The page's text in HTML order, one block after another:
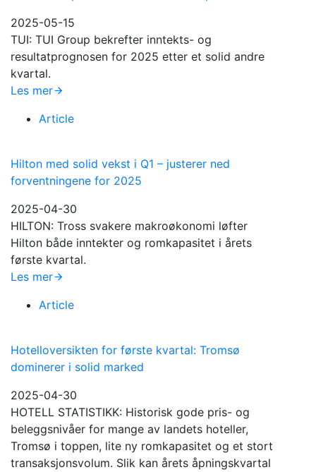
2025-05-15
TUI: TUI Group bekrefter inntekts- og
resultatprognosen for 2025 etter et solid andre
kvartal.
Les mer
Article
Hilton med solid vekst i Q1 – justerer ned
forventningene for 2025
2025-04-30
HILTON: Tross svakere makroøkonomi løfter
Hilton både inntekter og romkapasitet i årets
første kvartal.
Les mer
Article
Hotelloversikten for første kvartal: Tromsø
dominerer i solid marked
2025-04-30
HOTELL STATISTIKK: Historisk gode pris- og
beleggsnivåer for mange av landets hoteller,
Tromsø i toppen, lite ny romkapasitet og et stort
transaksjonsvolum. Slik kan årets åpningskvartal